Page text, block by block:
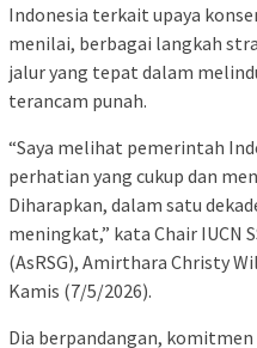
Indonesia terkait upaya
menilai, berbagai langkah
jalur yang tepat dalam
terancam punah.
“Saya melihat pemerintah
perhatian yang cukup dan
Diharapkan, dalam satu
meningkat,” kata Chair IUCN
(AsRSG), Amirthara Christy
Kamis (7/5/2026).
Dia berpandangan,